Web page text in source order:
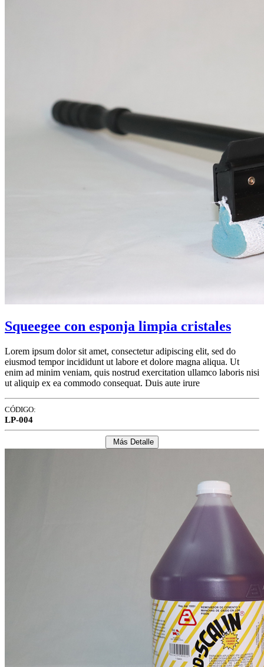
Squeegee con esponja limpia cristales
Lorem ipsum dolor sit amet, consectetur adipiscing elit, sed do
eiusmod tempor incididunt ut labore et dolore magna aliqua. Ut
enim ad minim veniam, quis nostrud exercitation ullamco laboris nisi
ut aliquip ex ea commodo consequat. Duis aute irure
CÓDIGO:
LP-004
Más Detalle